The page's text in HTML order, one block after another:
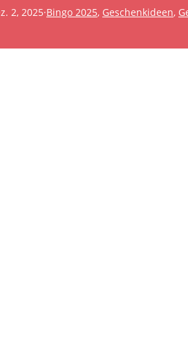
2, 2025·Bingo 2025, Geschenkideen,